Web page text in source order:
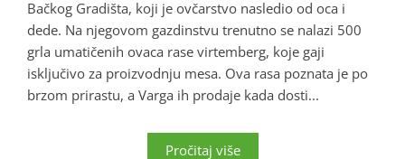
Bačkog Gradišta, koji je ovčarstvo nasledio od oca i
dede. Na njegovom gazdinstvu trenutno se nalazi 500
grla umatičenih ovaca rase virtemberg, koje gaji
isključivo za proizvodnju mesa. Ova rasa poznata je po
brzom prirastu, a Varga ih prodaje kada dosti...
Pročitaj više